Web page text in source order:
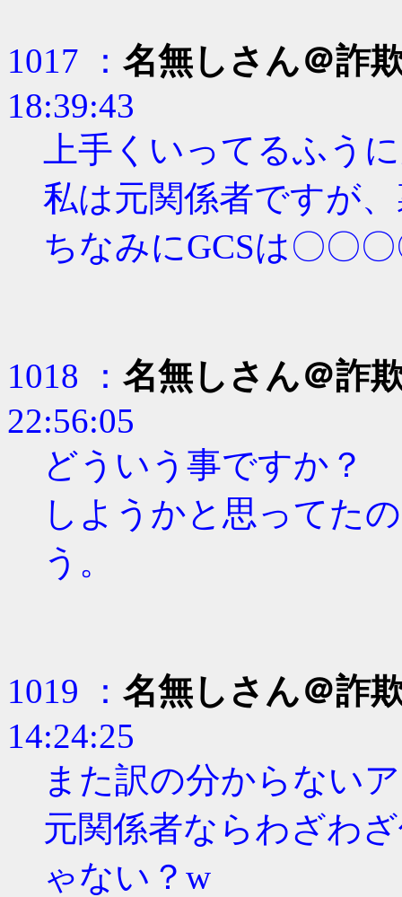
1017 ： 名無しさん＠詐
18:39:43
上手くいってるふう
私は元関係者ですが
ちなみにGCSは〇〇
1018 ： 名無しさん＠詐
22:56:05
どういう事ですか？
しようかと思ってた
う。
1019 ： 名無しさん＠詐
14:24:25
また訳の分からない
元関係者ならわざわ
ゃない？w